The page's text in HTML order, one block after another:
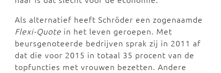
Als alternatief heeft Schröder een zogenaamde
Flexi-Quote in het leven geroepen. Met
beursgenoteerde bedrijven sprak zij in 2011 af
dat die voor 2015 in totaal 35 procent van de
topfuncties met vrouwen bezetten. Andere